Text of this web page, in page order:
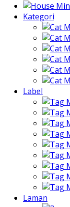
Kategori
Label
Laman